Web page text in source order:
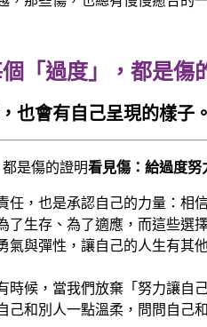
也會有自己呈現的樣子
看見傷：給過度努
任，也是承認自己的力量：相
了生存、為了適應，而這些
氣與彈性，讓自己的人生有
時候，當我們放棄「努力讓
己和別人一點溫柔，問問自己